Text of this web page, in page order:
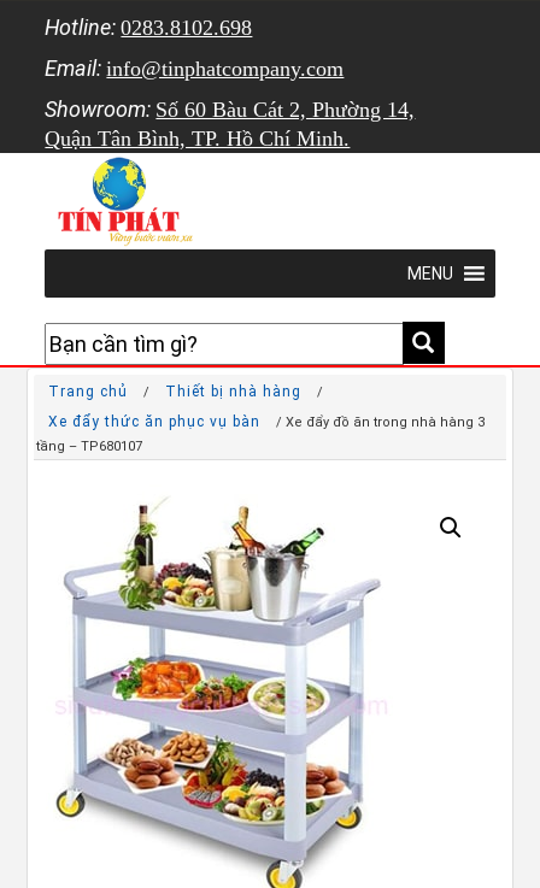
Hotline: 0283.8102.698
Email: info@tinphatcompany.com
Showroom: Số 60 Bàu Cát 2, Phường 14,
Quận Tân Bình, TP. Hồ Chí Minh.
MENU
Trang chủ / Thiết bị nhà hàng /
Xe đẩy thức ăn phục vụ bàn
/ Xe đẩy đồ ăn trong nhà hàng 3
tầng – TP680107